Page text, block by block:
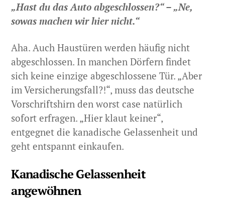
„Hast du das Auto abgeschlossen?“ – „Ne,
sowas machen wir hier nicht.“
Aha. Auch Haustüren werden häufig nicht
abgeschlossen. In manchen Dörfern findet
sich keine einzige abgeschlossene Tür. „Aber
im Versicherungsfall?!“, muss das deutsche
Vorschriftshirn den worst case natürlich
sofort erfragen. „Hier klaut keiner“,
entgegnet die kanadische Gelassenheit und
geht entspannt einkaufen.
Kanadische Gelassenheit
angewöhnen